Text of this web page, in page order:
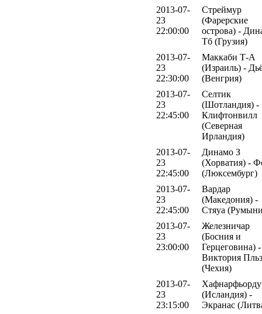
2013-07-
23
22:00:00
Стреймур
(Фарерские
острова) -
Тб (Грузия)
2013-07-
23
22:30:00
Маккаби Т-А
(Израиль) -
(Венгрия)
2013-07-
23
22:45:00
Селтик
(Шотландия) -
Клифтонвилл
(Северная
Ирландия)
2013-07-
23
22:45:00
Динамо З
(Хорватия) -
(Люксембург)
2013-07-
23
22:45:00
Вардар
(Македония) -
Стяуа
2013-07-
23
23:00:00
Железничар
(Босния и
Герцеговина) -
Виктория
(Чехия)
2013-07-
23
23:15:00
(Исландия) -
Экранас